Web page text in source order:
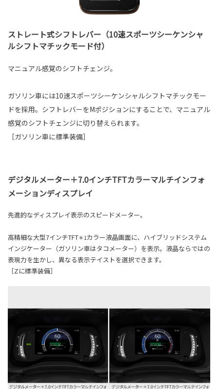
ストレート式シフトレバー（10速スポーツシーケンシャ
ルシフトマチックモード付）
マニュアル感覚のシフトチェンジ。
ガソリン車には10速スポーツシーケンシャルシフトマチックモー
ドを採用。シフトレバーをMポジションにすることで、マニュアル
感覚のシフトチェンジに切り替えられます。
［ガソリン車に標準装備］
デジタルメーター＋7.0インチTFTカラーマルチインフォ
メーションディスプレイ
先進的なディスプレイ表示のスピードメーター。
高精細な大型7インチTFT＊1カラー液晶画面に、ハイブリッドシステム
インジケーター（ガソリン車はタコメーター）を表示。液晶ならではの
表現力を生かし、異なる表示テイストを選択できます。
［Zに標準装備］